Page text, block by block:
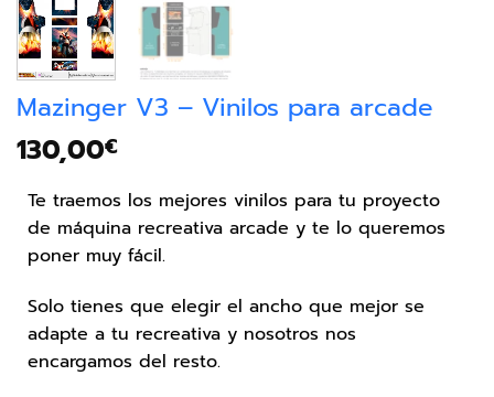
Mazinger V3 – Vinilos para arcade
130,00€
Te traemos los mejores vinilos para tu proyecto
de máquina recreativa arcade y te lo queremos
poner muy fácil.
Solo tienes que elegir el ancho que mejor se
adapte a tu recreativa y nosotros nos
encargamos del resto.